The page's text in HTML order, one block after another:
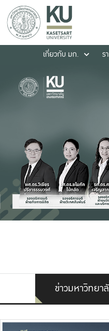
เกี่ยวกับ มก.
ร
ข่าวมหาวิทยา